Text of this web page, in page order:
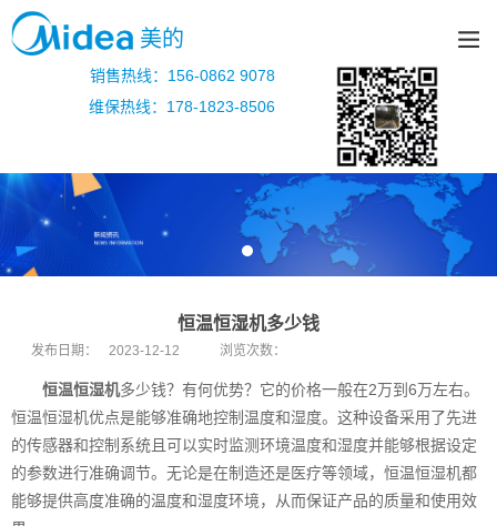
美的
销售热线：156-0862 9078
维保热线：178-1823-8506
恒温恒湿机多少钱
发布日期： 2023-12-12 浏览次数：
恒温恒湿机多少钱？有何优势？它的价格一般在2万到6万左右。
恒温恒湿机优点是能够准确地控制温度和湿度。这种设备采用了先进
的传感器和控制系统且可以实时监测环境温度和湿度并能够根据设定
的参数进行准确调节。无论是在制造还是医疗等领域，恒温恒湿机都
能够提供高度准确的温度和湿度环境，从而保证产品的质量和使用效